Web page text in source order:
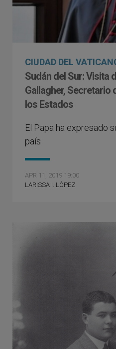
CIUDAD DEL
Sudán del Sur: Visita
Gallagher, Secretario
los Estados
El Papa ha expresado
país
APR 11, 2019 19:00
LARISSA I. LÓPEZ